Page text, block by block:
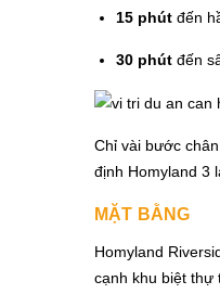
15 phút đến
30 phút đến
Chỉ vài bước
định Homyland 3
MẶT BẰNG
Homyland
cạnh khu biệt thự